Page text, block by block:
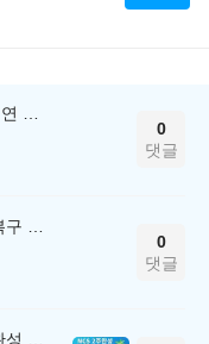
0
댓글
0
댓글